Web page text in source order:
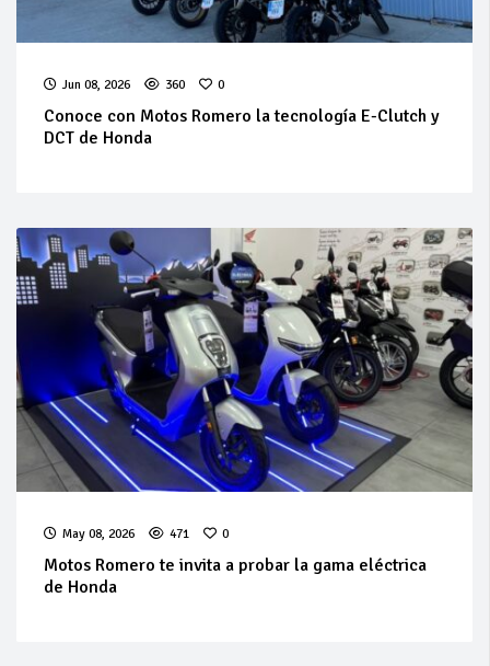
Jun 08, 2026 360 0
Conoce con Motos Romero la tecnología E-Clutch y
DCT de Honda
May 08, 2026 471 0
Motos Romero te invita a probar la gama eléctrica
de Honda